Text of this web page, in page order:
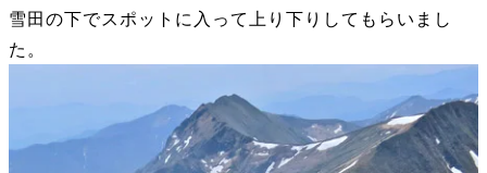
雪田の下でスポットに入って上り下りしてもらいまし
た。